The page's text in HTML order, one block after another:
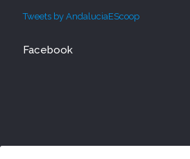
Tweets by AndaluciaEScoop
Facebook